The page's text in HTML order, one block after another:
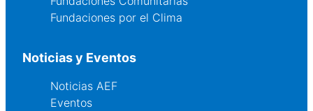
Fundaciones por el Clima
Noticias y Eventos
Noticias AEF
Eventos